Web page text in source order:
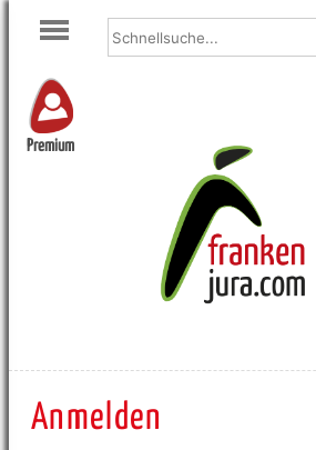
Premium
Anmelden